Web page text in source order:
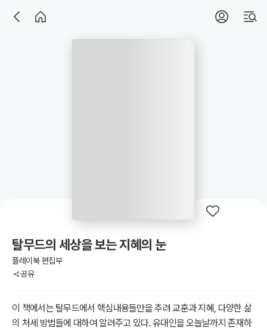
탈무드의 세상을 보는 지혜의 눈
플레이북 편집부
공유
이 책에서는 탈무드에서 핵심내용들만을 추려 교훈과 지혜, 다양한 삶
의 처세 방법들에 대하여 알려주고 있다. 유대인을 오늘날까지 존재하